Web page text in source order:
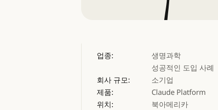
업종:
생명과학
성공적인 도입 사례
회사 규모:
소기업
제품:
Claude Platform
위치:
북아메리카